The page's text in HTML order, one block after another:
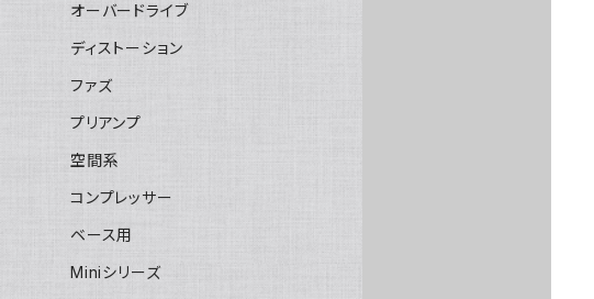
オーバードライブ
ディストーション
ファズ
プリアンプ
空間系
コンプレッサー
ベース用
Miniシリーズ